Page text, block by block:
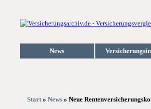
News
Start» News » Neue